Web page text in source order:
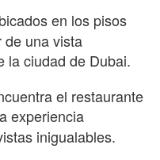
en los pisos
de una vista
la ciudad de Dubai.
el restaurante
experiencia
inigualables.